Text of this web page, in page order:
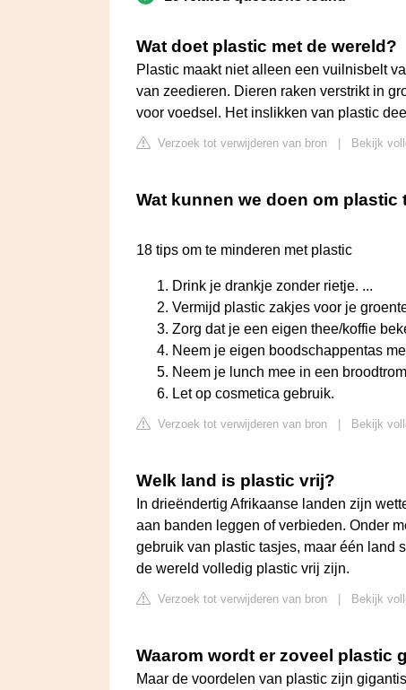
Wat doet plastic met de wereld?
Plastic maakt niet alleen een vuilnisbelt
van zeedieren. Dieren raken verstrikt in
voor voedsel. Het inslikken van plastic
Verzoek tot verwijderen van bron Bekijk
Wat kunnen we doen om plastic
18 tips om te minderen met plastic
Drink je drankje zonder rietje. ...
Vermijd plastic zakjes voor je
Zorg dat je een eigen thee/koffie
Neem je eigen boodschappentas
Neem je lunch mee in een
Let op cosmetica gebruik.
Verzoek tot verwijderen van bron Bekijk
Welk land is plastic vrij?
In drieëndertig Afrikaanse landen zijn
aan banden leggen of verbieden. Onder
gebruik van plastic tasjes, maar één land
de wereld volledig plastic vrij zijn.
Verzoek tot verwijderen van bron Bekijk
Waarom wordt er zoveel plastic
Maar de voordelen van plastic zijn